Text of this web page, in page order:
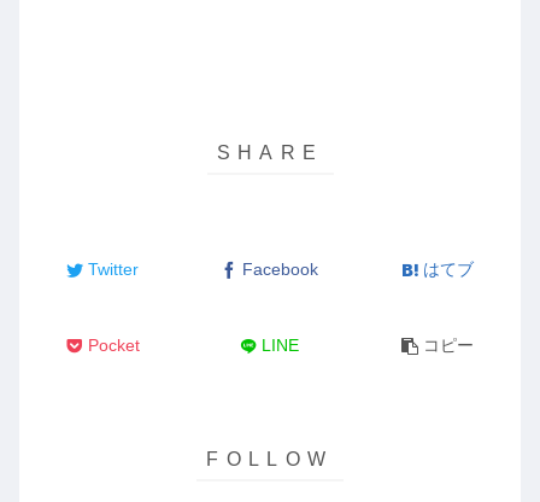
Twitter Facebook はてブ
Pocket LINE コピー